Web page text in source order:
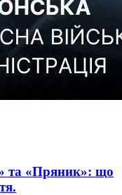
та «Пряник»: що